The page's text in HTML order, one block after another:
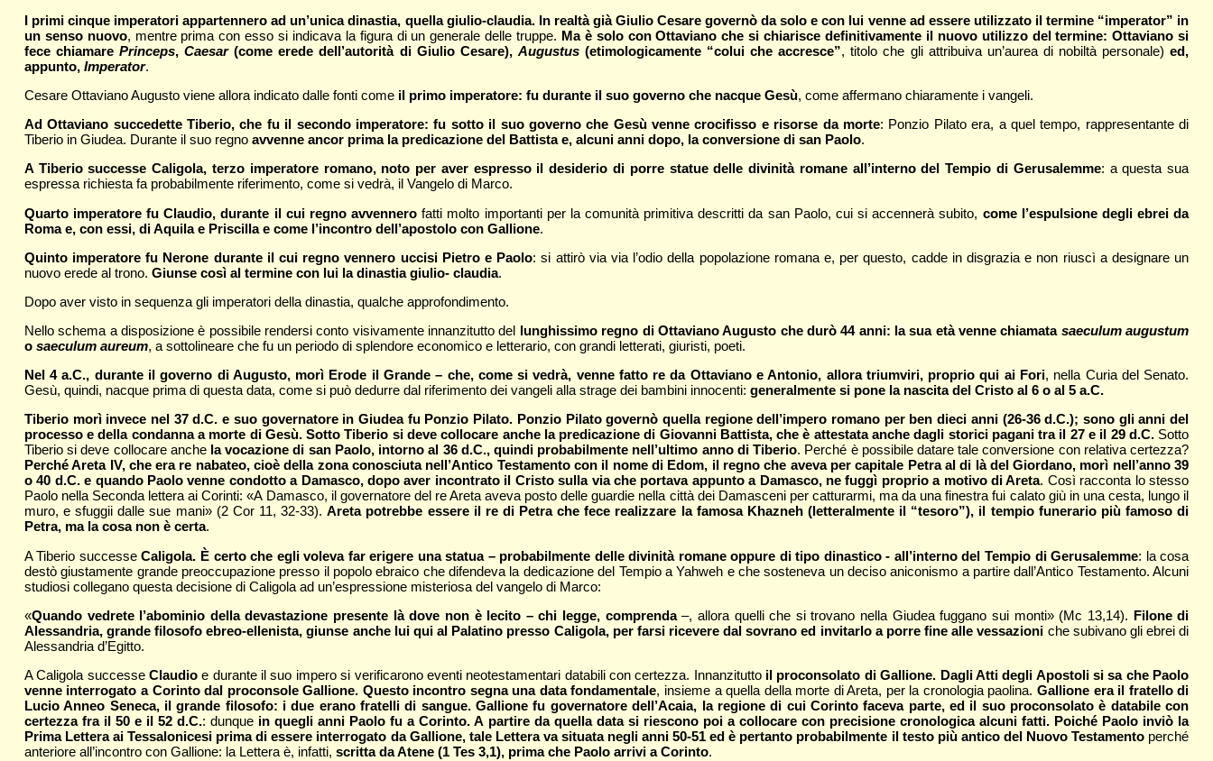
I primi cinque imperatori appartennero ad un’unica dinastia, quella giulio-claudia. In realtà già Giulio Cesare governò da solo e con lui venne ad essere utilizzato il termine “imperator” in
un senso nuovo, mentre prima con esso si indicava la figura di un generale delle truppe. Ma è solo con Ottaviano che si chiarisce definitivamente il nuovo utilizzo del termine: Ottaviano si
fece chiamarePrinceps,Caesar(come erede dell’autorità di Giulio Cesare), Augustus(etimologicamente “colui che accresce”, titolo che gli attribuiva un’aurea di nobiltà personale)ed,
appunto, Imperator.
Cesare Ottaviano Augusto viene allora indicato dalle fonti come il primo imperatore: fu durante il suo governo che nacque Gesù, come affermano chiaramente i vangeli.
Ad Ottaviano succedette Tiberio, che fu il secondo imperatore: fu sotto il suo governo che Gesù venne crocifisso e risorse da morte: Ponzio Pilato era, a quel tempo, rappresentante di
Tiberio in Giudea. Durante il suo regno avvenne ancor prima la predicazione del Battista e, alcuni anni dopo, la conversione di san Paolo.
A Tiberio successe Caligola, terzo imperatore romano, noto per aver espresso il desiderio di porre statue delle divinità romane all’interno del Tempio di Gerusalemme: a questa sua
espressa richiesta fa probabilmente riferimento, come si vedrà, il Vangelo di Marco.
Quarto imperatore fu Claudio, durante il cui regno avvennero fatti molto importanti per la comunità primitiva descritti da san Paolo, cui si accennerà subito, come l’espulsione degli ebrei da
Roma e, con essi, di Aquila e Priscilla e come l’incontro dell’apostolo con Gallione.
Quinto imperatore fu Nerone durante il cui regno vennero uccisi Pietro e Paolo: si attirò via via l’odio della popolazione romana e, per questo, cadde in disgrazia e non riuscì a designare un
nuovo erede al trono. Giunse così al termine con lui la dinastia giulio- claudia.
Dopo aver visto in sequenza gli imperatori della dinastia, qualche approfondimento.
Nello schema a disposizione è possibile rendersi conto visivamente innanzitutto del lunghissimo regno di Ottaviano Augusto che durò 44 anni: la sua età venne chiamata saeculum augustum
o saeculum aureum, a sottolineare che fu un periodo di splendore economico e letterario, con grandi letterati, giuristi, poeti.
Nel 4 a.C., durante il governo di Augusto, morì Erode il Grande – che, come si vedrà, venne fatto re da Ottaviano e Antonio, allora triumviri, proprio qui ai Fori, nella Curia del Senato.
Gesù, quindi, nacque prima di questa data, come si può dedurre dal riferimento dei vangeli alla strage dei bambini innocenti: generalmente si pone la nascita del Cristo al 6 o al 5 a.C.
Tiberio morì invece nel 37 d.C. e suo governatore in Giudea fu Ponzio Pilato. Ponzio Pilato governò quella regione dell’impero romano per ben dieci anni (26-36 d.C.); sono gli anni del
processo e della condanna a morte di Gesù. Sotto Tiberio si deve collocare anche la predicazione di Giovanni Battista, che è attestata anche dagli storici pagani tra il 27 e il 29 d.C.Sotto
Tiberio si deve collocare anche la vocazione di san Paolo, intorno al 36 d.C., quindi probabilmente nell’ultimo anno di Tiberio. Perché è possibile datare tale conversione con relativa certezza?
Perché Areta IV, che era re nabateo, cioè della zona conosciuta nell’Antico Testamento con il nome di Edom, il regno che aveva per capitale Petra al di là del Giordano, morì nell’anno 39
o 40 d.C. e quando Paolo venne condotto a Damasco, dopo aver incontrato il Cristo sulla via che portava appunto a Damasco, ne fuggì proprio a motivo di Areta. Così racconta lo stesso
Paolo nella Seconda lettera ai Corinti: «A Damasco, il governatore del re Areta aveva posto delle guardie nella città dei Damasceni per catturarmi, ma da una finestra fui calato giù in una cesta, lungo il
muro, e sfuggii dalle sue mani» (2 Cor 11, 32-33).Areta potrebbe essere il re di Petra che fece realizzare la famosa Khazneh (letteralmente il “tesoro”), il tempio funerario più famoso di
Petra, ma la cosa non è certa.
A Tiberio successeCaligola. È certo che egli voleva far erigere una statua – probabilmente delle divinità romane oppure di tipo dinastico - all’interno del Tempio di Gerusalemme: la cosa
destò giustamente grande preoccupazione presso il popolo ebraico che difendeva la dedicazione del Tempio a Yahweh e che sosteneva un deciso aniconismo a partire dall’Antico Testamento. Alcuni
studiosi collegano questa decisione di Caligola ad un’espressione misteriosa del vangelo di Marco:
«Quando vedrete l’abominio della devastazione presente là dove non è lecito – chi legge, comprenda–, allora quelli che si trovano nella Giudea fuggano sui monti» (Mc 13,14). Filone di
Alessandria, grande filosofo ebreo-ellenista, giunse anche lui qui al Palatino presso Caligola, per farsi ricevere dal sovrano ed invitarlo a porre fine alle vessazioni che subivano gli ebrei di
Alessandria d’Egitto.
A Caligola successe Claudioe durante il suo impero si verificarono eventi neotestamentari databili con certezza. Innanzitutto il proconsolato di Gallione. Dagli Atti degli Apostoli si sa che Paolo
venne interrogato a Corinto dal proconsole Gallione. Questo incontro segna una data fondamentale, insieme a quella della morte di Areta, per la cronologia paolina. Gallione era il fratello di
Lucio Anneo Seneca, il grande filosofo: i due erano fratelli di sangue. Gallione fu governatore dell’Acaia, la regione di cui Corinto faceva parte, ed il suo proconsolato è databile con
certezza fra il 50 e il 52 d.C.: dunque in quegli anni Paolo fu a Corinto. A partire da quella data si riescono poi a collocare con precisione cronologica alcuni fatti. Poiché Paolo inviò la
Prima Lettera ai Tessalonicesi prima di essere interrogato da Gallione, tale Lettera va situata negli anni 50-51 ed è pertanto probabilmente il testo più antico del Nuovo Testamento perché
anteriore all’incontro con Gallione: la Lettera è, infatti, scritta da Atene (1 Tes 3,1), prima che Paolo arrivi a Corinto.